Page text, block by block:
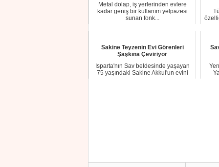
Metal dolap, iş yerlerinden evlere
kadar geniş bir kullanım yelpazesi
sunan fonk...
Sakine Teyzenin Evi Görenleri
Şaşkına Çeviriyor
Isparta'nın Sav beldesinde yaşayan
75 yaşındaki Sakine Akkul'un evini